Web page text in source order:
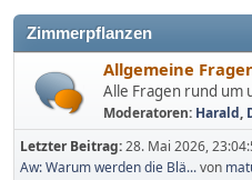
Zimmerpflanzen
Allgemeine
Alle Fragen rund um
Moderatoren: Harald,
Letzter Beitrag:28. Mai 2026,
Aw: Warum werden die Blä...von